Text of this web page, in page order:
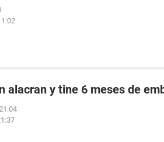
alacran y tine 6 meses de